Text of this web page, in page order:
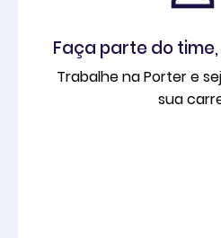
Faça parte do
Trabalhe na Porter e
sua